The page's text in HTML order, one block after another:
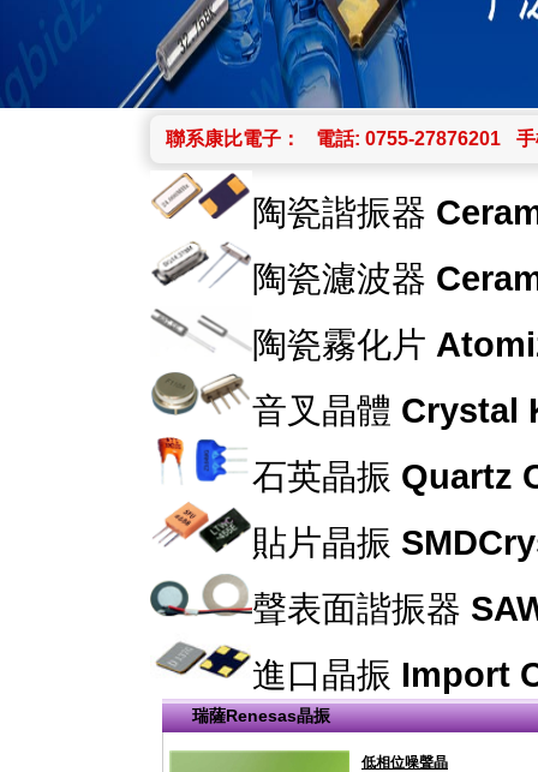
聯系康比電子： 電話: 0755-27876201
陶瓷諧振器
陶瓷濾波器
陶瓷霧化片
音叉晶體 Crystal
石英晶振 Quartz
貼片晶振
聲表面諧振器
進口晶振 Import
瑞薩Renesas晶振
低相位噪聲晶